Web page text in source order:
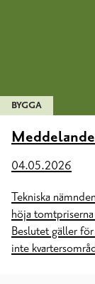
BYGGA
04.05.2026
Tekniska
höja
Beslutet gäller
inte